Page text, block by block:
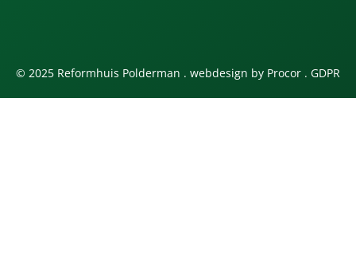
© 2025 Reformhuis Polderman . webdesign by Procor . GDPR